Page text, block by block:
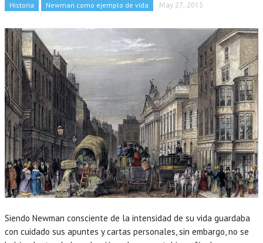
Historia Newman como ejemplo de vida May 27, 2015
Siendo Newman consciente de la intensidad de su vida guardaba
con cuidado sus apuntes y cartas personales, sin embargo, no se